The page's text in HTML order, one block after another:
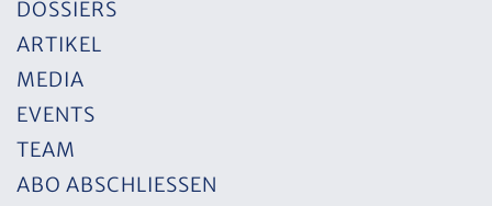
DOSSIERS
ARTIKEL
MEDIA
EVENTS
TEAM
ABO ABSCHLIESSEN